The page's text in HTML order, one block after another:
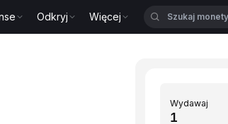
Odkryj Więcej
Wydawaj